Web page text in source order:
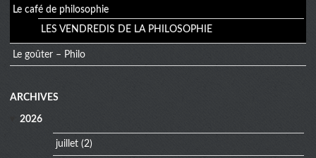
Le café de philosophie
LES VENDREDIS DE LA PHILOSOPHIE
Le goûter – Philo
menu
ARCHIVES
2026
juillet(2)